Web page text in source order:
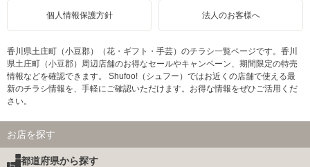
個人情報保護方針 法人のお客様へ
香川県土庄町（小豆郡）（花・ギフト・手芸）のチラシ一覧ページです。香川
県土庄町（小豆郡）周辺店舗のお得なセールやキャンペーン、期間限定の特売
情報などを確認できます。 Shufoo!（シュフー）ではお近くの店舗で使える最
新のチラシ情報を、手軽にご確認いただけます。お得な情報をぜひご活用くだ
さい。
お店を探す
都道府県から探す